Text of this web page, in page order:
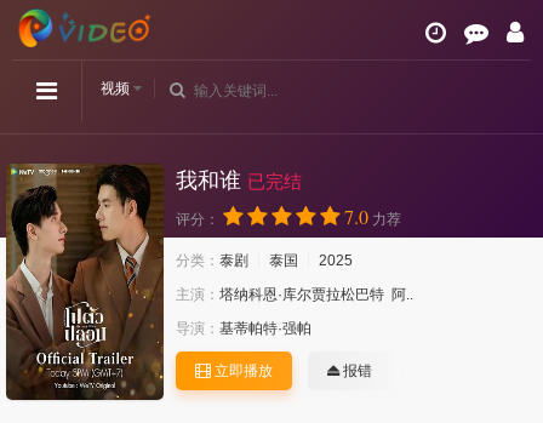
视频
我和谁 已完结
评分： 7.0 力荐
分类： 泰剧 泰国
2025
主演： 塔纳科恩·库尔贾拉松巴特 阿..
导演： 基蒂帕特·强帕
立即播放 报错